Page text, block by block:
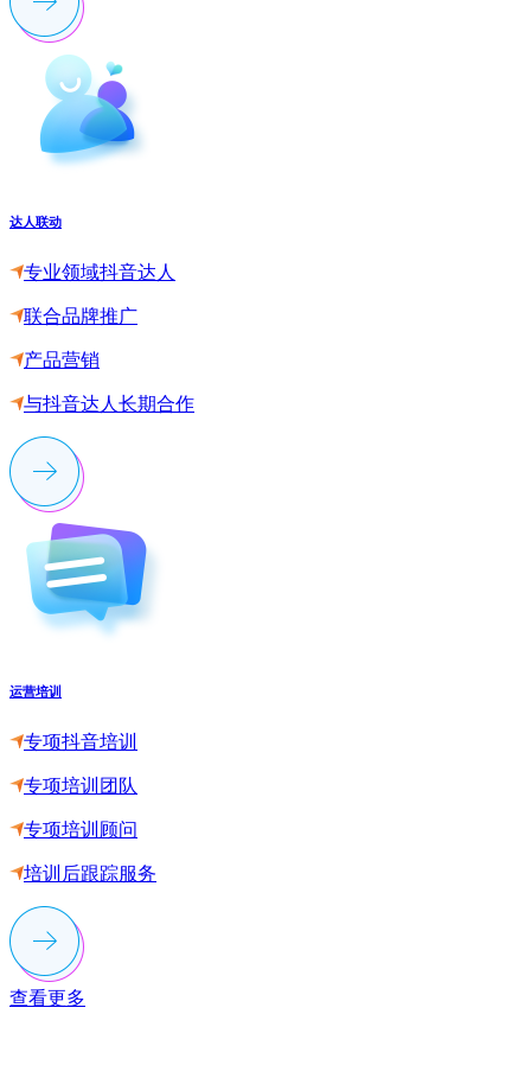
达人联动
专业领域抖音达人
联合品牌推广
产品营销
与抖音达人长期合作
运营培训
专项抖音培训
专项培训团队
专项培训顾问
培训后跟踪服务
查看更多